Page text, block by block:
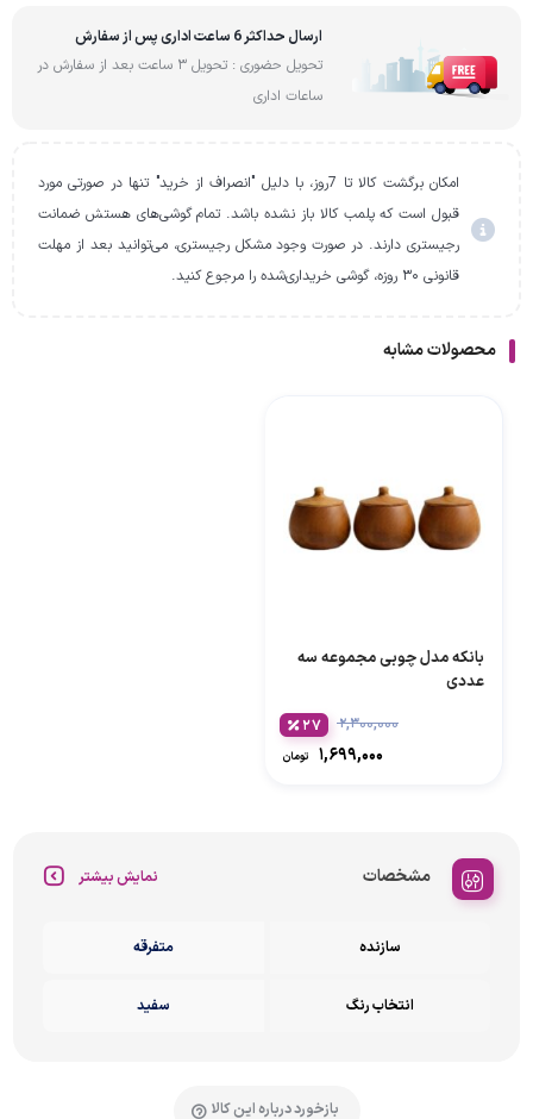
ارسال حداکثر 6 ساعت اداری پس از سفارش
تحویل حضوری : تحویل 3 ساعت بعد از سفارش در
ساعات اداری
امکان برگشت کالا تا 7روز، با دلیل "انصراف از خرید" تنها در صورتی مورد
قبول است که پلمب کالا باز نشده باشد. تمام گوشی‌های هستش ضمانت
رجیستری دارند. در صورت وجود مشکل رجیستری، می‌توانید بعد از مهلت
قانونی ۳۰ روزه، گوشی خریداری‌شده را مرجوع کنید.
محصولات مشابه
بانکه مدل چوبی مجموعه سه
عددی
۲,۳۰۰,۰۰۰
۱,۶۹۹,۰۰۰ تومان
۲۷
مشخصات نمایش بیشتر
سازنده متفرقه
انتخاب رنگ سفید
بازخورد درباره این کالا